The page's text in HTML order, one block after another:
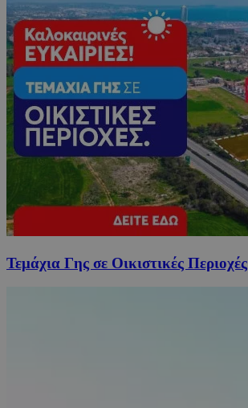
Τεμάχια Γης σε Οικιστικές Περιοχές